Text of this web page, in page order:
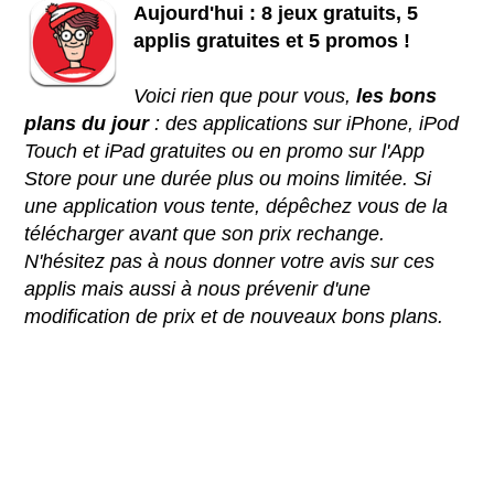
Aujourd'hui : 8 jeux gratuits, 5
applis gratuites et 5 promos !
Voici rien que pour vous,les bons
plans du jour: des applications sur iPhone, iPod
Touch et iPad gratuites ou en promo sur l'App
Store pour une durée plus ou moins limitée. Si
une application vous tente, dépêchez vous de la
télécharger avant que son prix rechange.
N'hésitez pas à nous donner votre avis sur ces
applis mais aussi à nous prévenir d'une
modification de prix et de nouveaux bons plans.